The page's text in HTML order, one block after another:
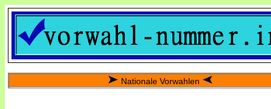
Nationale Vorwahlen